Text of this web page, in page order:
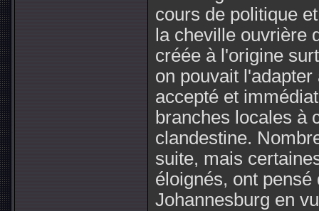
cours de politique
la cheville ouvrière
créée à l'origine
on pouvait
accepté et
branches locales à
clandestine.
suite, mais
éloignés, ont
Johannesburg en